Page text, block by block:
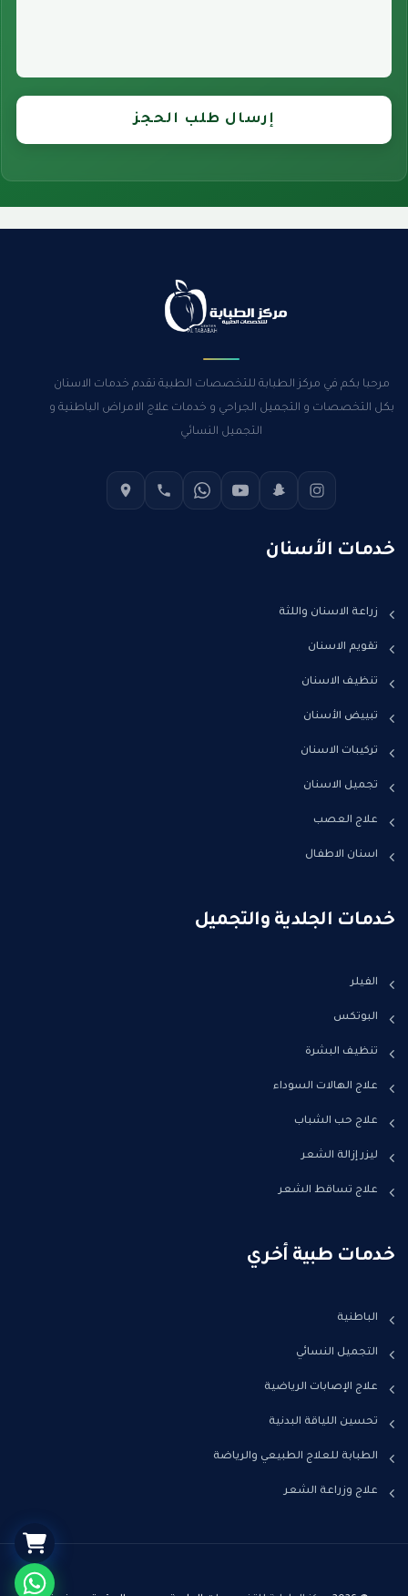
إرسال طلب الحجز
مرحبا بكم في مركز الطبابة للتخصصات الطبية نقدم خدمات الاسنان
بكل التخصصات و التجميل الجراحي و خدمات علاج الامراض الباطنية و
التجميل النسائي
خدمات الأسنان
زراعة الاسنان واللثة
تقويم الاسنان
تنظيف الاسنان
تبييض الأسنان
تركيبات الاسنان
تجميل الاسنان
علاج العصب
اسنان الاطفال
خدمات الجلدية والتجميل
الفيلر
البوتكس
تنظيف البشرة
علاج الهالات السوداء
علاج حب الشباب
ليزر إزالة الشعر
علاج تساقط الشعر
خدمات طبية أخري
الباطنية
التجميل النسائي
علاج الإصابات الرياضية
تحسين اللياقة البدنية
الطبابة للعلاج الطبيعي والرياضة
علاج وزراعة الشعر